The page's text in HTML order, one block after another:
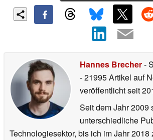
Hannes Brecher-
- 21995 Artikel auf
veröffentlichtseit
Seit dem Jahr 2009
unterschiedliche
Technologiesektor, bis ich im Jahr 2018